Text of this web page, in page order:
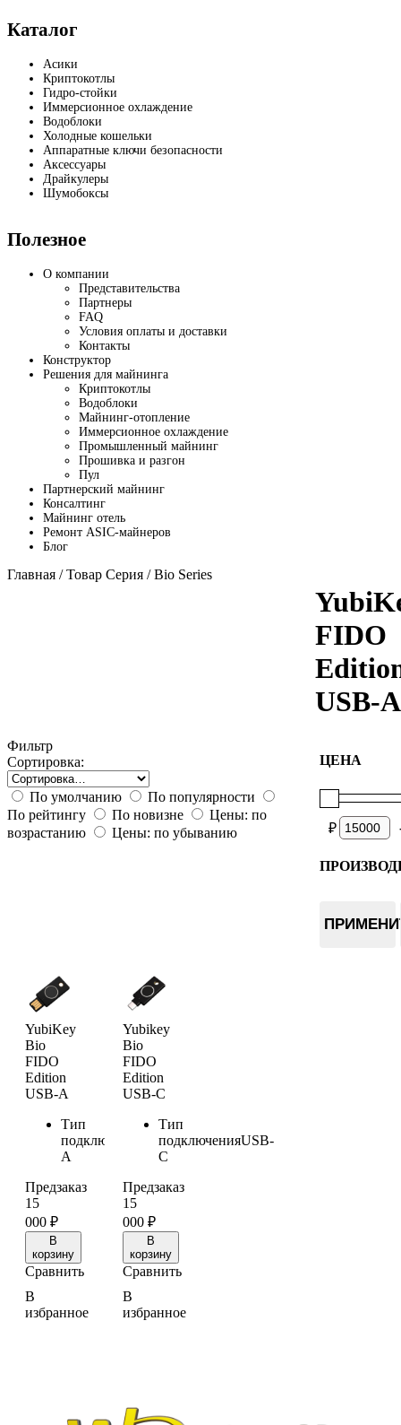
Каталог
Асики
Криптокотлы
Гидро-стойки
Иммерсионное охлаждение
Водоблоки
Холодные кошельки
Аппаратные ключи безопасности
Аксессуары
Драйкулеры
Шумобоксы
Полезное
О компании
Представительства
Партнеры
FAQ
Условия оплаты и доставки
Контакты
Конструктор
Решения для майнинга
Криптокотлы
Водоблоки
Майнинг-отопление
Иммерсионное охлаждение
Промышленный майнинг
Прошивка и разгон
Пул
Партнерский майнинг
Консалтинг
Майнинг отель
Ремонт ASIC-майнеров
Блог
Главная / Товар Серия / Bio Series
FIDO
USB-A
Фильтр
Сортировка:
По умолчанию
По популярности
По рейтингу
По новизне
Цены: по
возрастанию
Цены: по убыванию
ЦЕНА
₽
YubiKey
Bio
FIDO
Edition
USB-A
Тип
подключения
USB-
A
Предзаказ
15
000 ₽
В
корзину
Сравнить
В
избранное
Yubikey
Bio
FIDO
Edition
USB-C
Тип
подключенияUSB-
C
Предзаказ
15
000₽
В
корзину
Сравнить
В
избранное